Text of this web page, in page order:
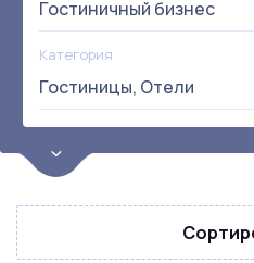
Гостиничный бизнес
Категория
Гостиницы, Отели
Цена
от:
Прибыль